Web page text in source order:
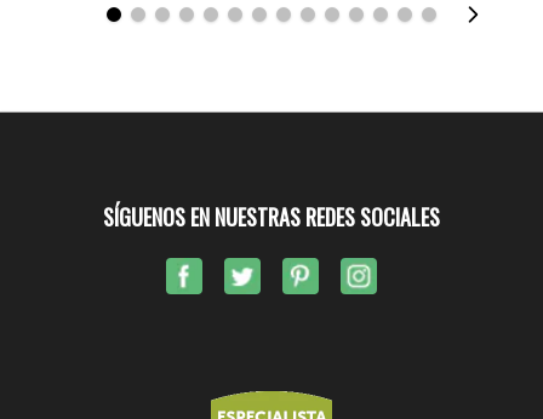
SÍGUENOS EN NUESTRAS REDES SOCIALES